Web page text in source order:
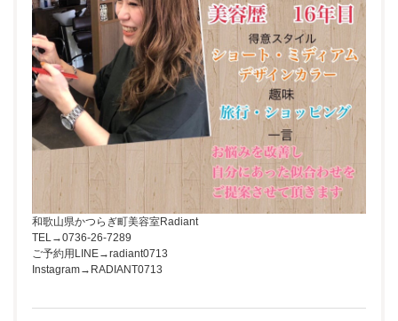
和歌山県かつらぎ町美容室Radiant
TEL→0736-26-7289
ご予約用LINE→radiant0713
Instagram→RADIANT0713